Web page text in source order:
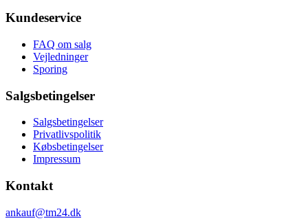
Kundeservice
FAQ om salg
Vejledninger
Sporing
Salgsbetingelser
Salgsbetingelser
Privatlivspolitik
Købsbetingelser
Impressum
Kontakt
ankauf@tm24.dk